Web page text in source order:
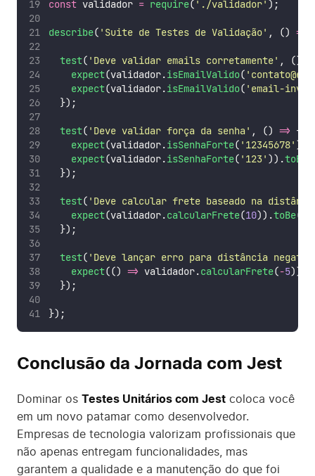
const validador = require( ' ./validador' );
describe( ' Suite de Testes de Validação' , () =>
test( ' Deve validar emails corretamente' , ()
expect(validador.isEmailValido( '
expect(validador.isEmailValido( ' email-
  });
test( ' Deve validar força da senha' , () => {
expect(validador.isSenhaForte( ' 12345678' )).
expect(validador.isSenhaForte( ' 123 ' )).toBe
  });
test( ' Deve calcular frete baseado na
expect(validador.calcularFrete(10)).toBe(
  });
test( ' Deve lançar erro para distância
expect(() => validador.calcularFrete(-5)).
  });
});
Conclusão da Jornada com Jest
Dominar os Testes Unitários com Jest coloca você
em um novo patamar como desenvolvedor.
Empresas de tecnologia valorizam profissionais que
não apenas entregam funcionalidades, mas
garantem a qualidade e a manutenção do que foi